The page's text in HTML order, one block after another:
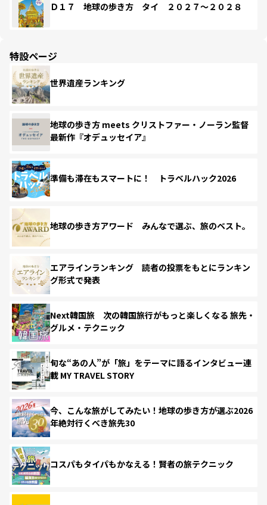
Ｄ１７ 地球の歩き方 タイ ２０２７～２０２８
特設ページ
世界遺産ランキング
地球の歩き方 meets クリストファー・ノーラン監督
最新作『オデュッセイア』
準備も滞在もスマートに！ トラベルハック2026
地球の歩き方アワード みんなで選ぶ、旅のベスト。
エアラインランキング 読者の投票をもとにランキン
グ形式で発表
Next韓国旅 次の韓国旅行がもっと楽しくなる 旅先・
グルメ・テクニック
旬な“あの人”が「旅」をテーマに語るインタビュー連
載 MY TRAVEL STORY
今、こんな旅がしてみたい！地球の歩き方が選ぶ2026
年絶対行くべき旅先30
コスパもタイパもかなえる！賢者の旅テクニック